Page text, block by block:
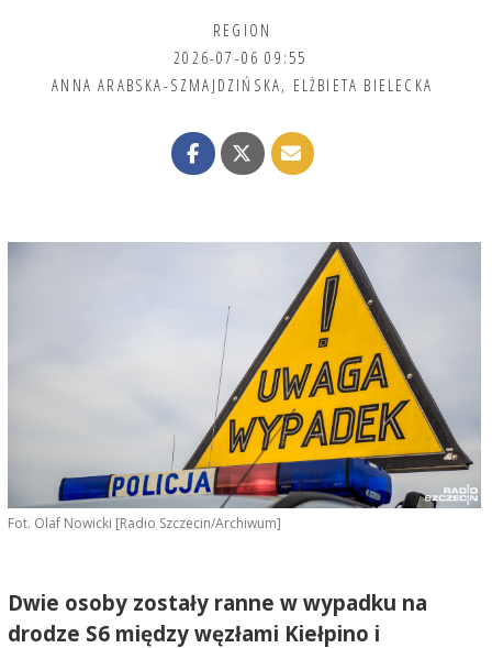
REGION
2026-07-06 09:55
ANNA ARABSKA-SZMAJDZIŃSKA, ELŻBIETA BIELECKA
Fot. Olaf Nowicki [Radio Szczecin/Archiwum]
Dwie osoby zostały ranne w wypadku na
drodze S6 między węzłami Kiełpino i